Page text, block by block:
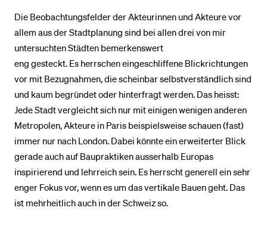
Die Beobachtungsfelder der Akteurinnen und Akteure vor
allem aus der Stadtplanung sind bei allen drei von mir
untersuchten Städten bemerkenswert
eng gesteckt. Es herrschen eingeschliffene Blickrichtungen
vor mit Bezugnahmen, die scheinbar selbstverständlich sind
und kaum begründet oder hinterfragt werden. Das heisst:
Jede Stadt vergleicht sich nur mit einigen wenigen anderen
Metropolen, Akteure in Paris beispielsweise schauen (fast)
immer nur nach London. Dabei könnte ein erweiterter Blick
gerade auch auf Baupraktiken ausserhalb Europas
inspirierend und lehrreich sein. Es herrscht generell ein sehr
enger Fokus vor, wenn es um das vertikale Bauen geht. Das
ist mehrheitlich auch in der Schweiz so.